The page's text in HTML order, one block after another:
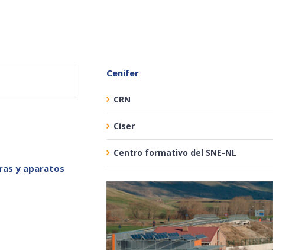
y aparatos
Cenifer
CRN
Ciser
Centro formativo del SNE-NL